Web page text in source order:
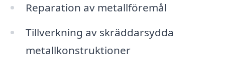
Reparation av metallföremål
Tillverkning av skräddarsydda
metallkonstruktioner